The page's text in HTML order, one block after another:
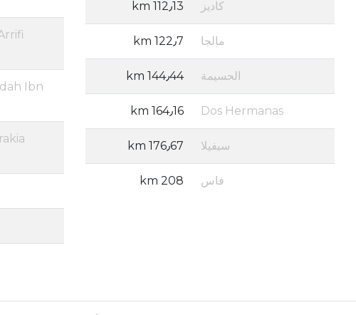
كاديز 112٫13 km
مالجا 122٫7 km
الحسيمة 144٫44 km
Dos Hermanas 164٫16 km
سيفيلا 176٫67 km
فاس 208 km
Ibn